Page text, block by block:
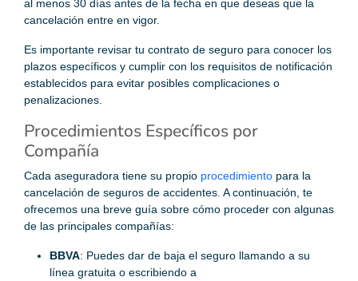
al menos 30 días antes de la fecha en que deseas que la
cancelación entre en vigor.
Es importante revisar tu contrato de seguro para conocer los
plazos específicos y cumplir con los requisitos de notificación
establecidos para evitar posibles complicaciones o
penalizaciones.
Procedimientos Específicos por
Compañía
Cada aseguradora tiene su propio procedimiento para la
cancelación de seguros de accidentes. A continuación, te
ofrecemos una breve guía sobre cómo proceder con algunas
de las principales compañías:
BBVA: Puedes dar de baja el seguro llamando a su
línea gratuita o escribiendo a